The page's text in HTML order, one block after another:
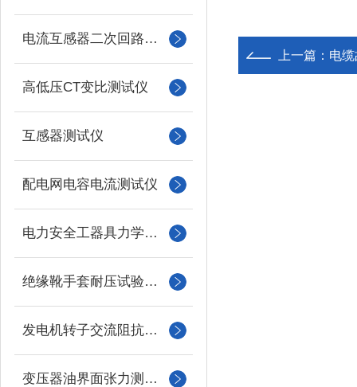
电流互感器二次回路负载测试仪
高低压CT变比测试仪
互感器测试仪
配电网电容电流测试仪
电力安全工器具力学性能试验机
绝缘靴手套耐压试验装置
发电机转子交流阻抗测试仪
变压器油界面张力测试仪
上一篇： 电